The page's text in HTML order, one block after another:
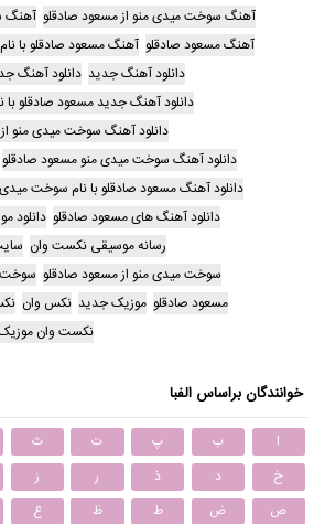
آهنگ سوخت میدی منو از مسعود صادقلو آهنگ
آهنگ مسعود صادقلو آهنگ مسعود صادقلو با
دانلود آهنگ جدید دانلود آهنگ
دانلود آهنگ جدید مسعود صادقلو
دانلود آهنگ سوخت میدی منو
دانلود آهنگ سوخت میدی منو مسعود صادقلو
دانلود آهنگ مسعود صادقلو با نام سوخت
دانلود آهنگ های مسعود صادقلو دانلود
رسانه موسیقی نکست وان
سوخت میدی منو از مسعود صادقلو سوخت
مسعود صادقلو موزیک جدید نکس وان
نکست وان
خوانندگان براساس الفبا
ا ب پ ت ث
خ
د ذ ر ز
ص
ض ط ظ ع